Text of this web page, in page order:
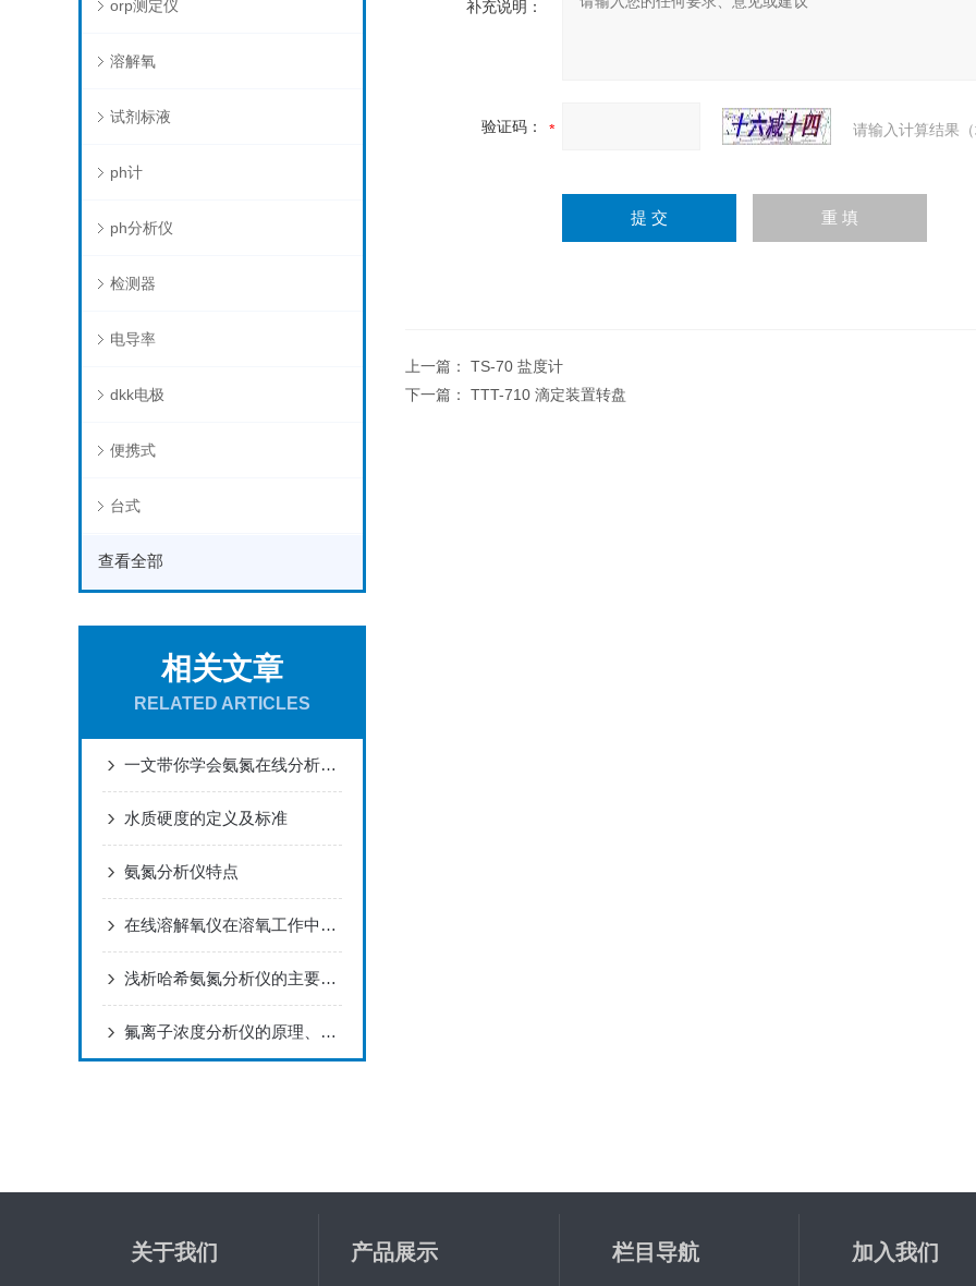
orp测定仪
溶解氧
试剂标液
ph计
ph分析仪
检测器
电导率
dkk电极
便携式
台式
查看全部
相关文章
RELATED ARTICLES
一文带你学会氨氮在线分析仪的操作步骤
水质硬度的定义及标准
氨氮分析仪特点
在线溶解氧仪在溶氧工作中的监测和控制过程是怎么样的
浅析哈希氨氮分析仪的主要特点
氟离子浓度分析仪的原理、应用和发展前景
补充说明：
验证码： 请输入计算结果
上一篇： TS-70 盐度计
下一篇： TTT-710 滴定装置转盘
关于我们 产品展示 栏目导航 加入我们